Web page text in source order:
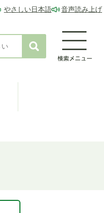
やさしい日本語 音声読み上げ